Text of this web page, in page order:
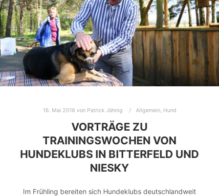
16. Mai 2016 von Patrick Jähnig Allgemein, Hund
VORTRÄGE ZU
TRAININGSWOCHEN VON
HUNDEKLUBS IN BITTERFELD UND
NIESKY
Im Frühling bereiten sich Hundeklubs deutschlandweit